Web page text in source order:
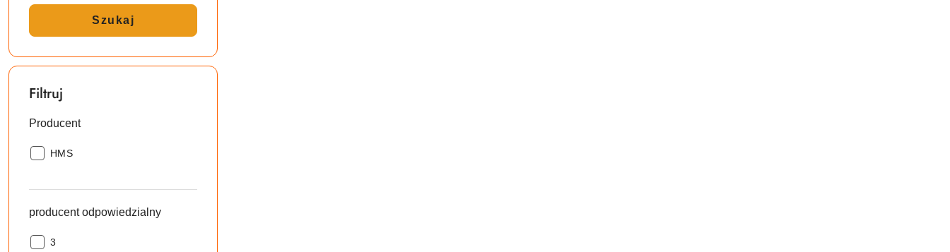
Szukaj
Filtruj
Producent
Producent:
HMS
producent odpowiedzialny
producent
3